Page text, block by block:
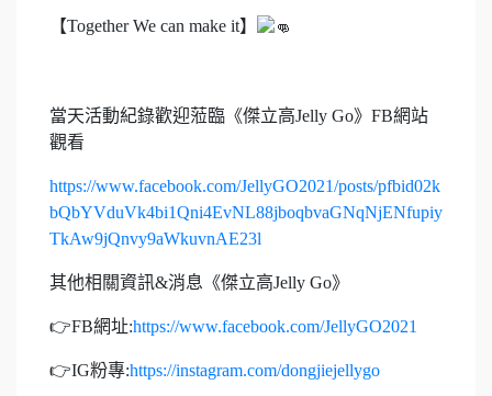
【Together We can make it】
當天活動紀錄歡迎蒞臨《傑立高Jelly Go》FB網站
觀看
https://www.facebook.com/JellyGO2021/posts/pfbid02k
bQbYVduVk4bi1Qni4EvNL88jboqbvaGNqNjENfupiy
TkAw9jQnvy9aWkuvnAE23l
其他相關資訊&消息《傑立高Jelly Go》
👉FB網址:https://www.facebook.com/JellyGO2021
👉IG粉專:https://instagram.com/dongjiejellygo